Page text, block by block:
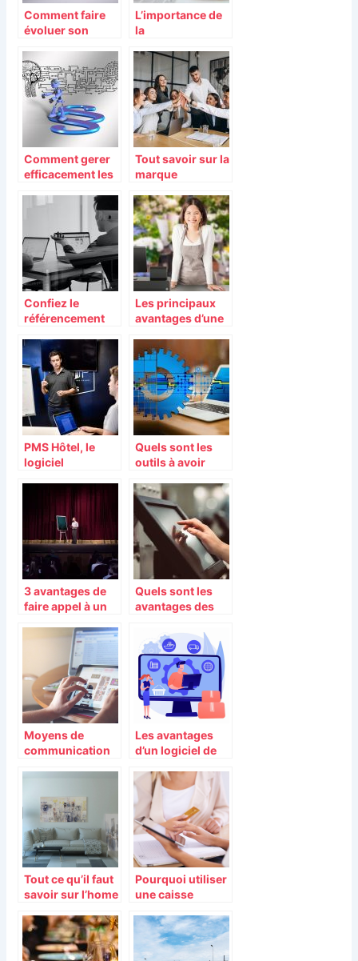
Comment faire
évoluer son
rapidement ?
L’importance de
la
dans la
prospérité de
l’entreprise
Comment gerer
efficacement les
energetiques de
votre entreprise?
Tout savoir sur la
marque
Confiez le
référencement
à des experts !
Les principaux
avantages d’une
enregistreuse
PMS Hôtel, le
logiciel
hôtelier
Quels sont les
outils à avoir
pour développer
son entreprise ?
3 avantages de
faire appel à un
Quels sont les
avantages des
enregistreuses
tactiles ?
Moyens de
communication
Les avantages
d’un logiciel de
d’entrepôt
Tout ce qu’il faut
savoir sur l’home
Pourquoi utiliser
une caisse
sur iPad ?